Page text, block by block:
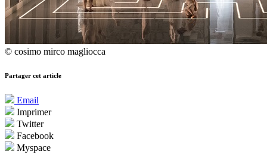
© cosimo mirco magliocca
Partager cet article
Email
Imprimer
Twitter
Facebook
Myspace